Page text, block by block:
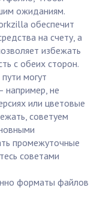
ожиданиям.
обеспечит
на счету, а
избежать
с обеих сторон.
могут
например, не
или цветовые
советуем
промежуточные
советами
форматы файлов